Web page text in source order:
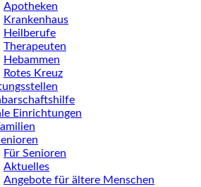
Apotheken
Krankenhaus
Heilberufe
Therapeuten
Hebammen
Rotes Kreuz
Einrichtungen
Für Senioren
Aktuelles
Angebote für ältere Menschen